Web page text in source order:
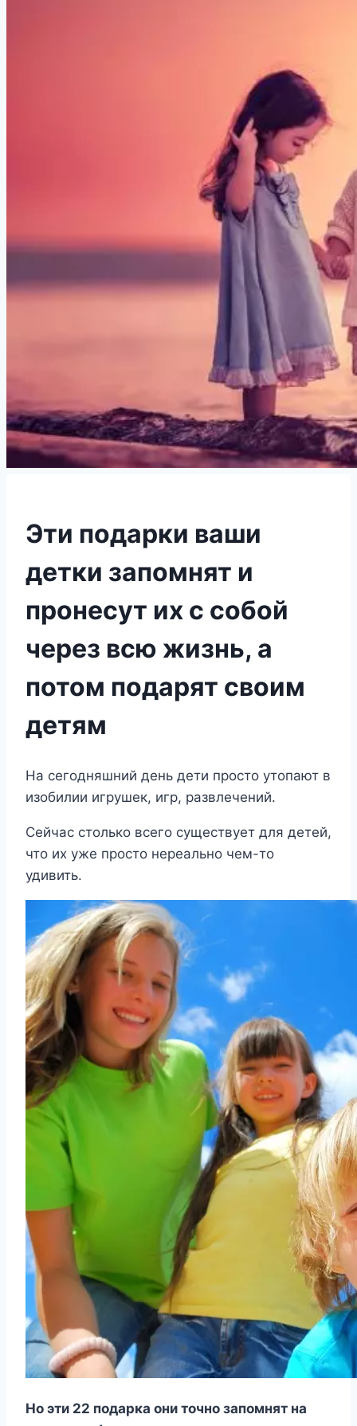
Эти подарки ваши
детки запомнят и
пронесут их с собой
через всю жизнь, а
потом подарят своим
детям
На сегодняшний день дети просто утопают в
изобилии игрушек, игр, развлечений.
Сейчас столько всего существует для детей,
что их уже просто нереально чем-то
удивить.
Но эти 22 подарка они точно запомнят на